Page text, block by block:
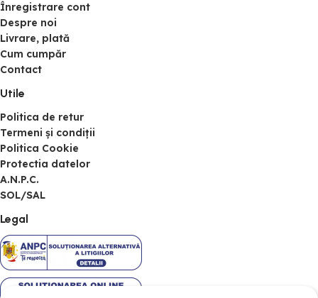
Înregistrare cont
Despre noi
Livrare, plată
Cum cumpăr
Contact
Utile
Politica de retur
Termeni și condiții
Politica Cookie
Protectia datelor
A.N.P.C.
SOL/SAL
Legal